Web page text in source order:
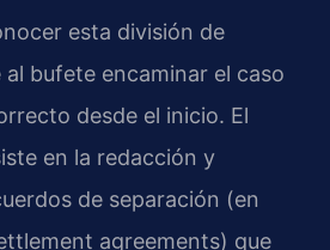
esta división de
bufete encaminar el caso
desde el inicio. El
en la redacción y
de separación (en
agreements) que